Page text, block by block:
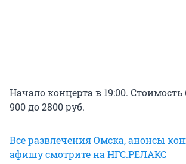
Начало концерта в 19:00.
900 до 2800 руб.
Все развлечения Омска, анонсы
афишу смотрите на НГС.РЕЛАКС